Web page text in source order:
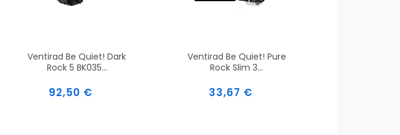
Ventirad Be Quiet! Dark
Rock 5 BK035...
Prix
92,50 €
Ventirad Be Quiet! Pure
Rock Slim 3...
Prix
33,67 €